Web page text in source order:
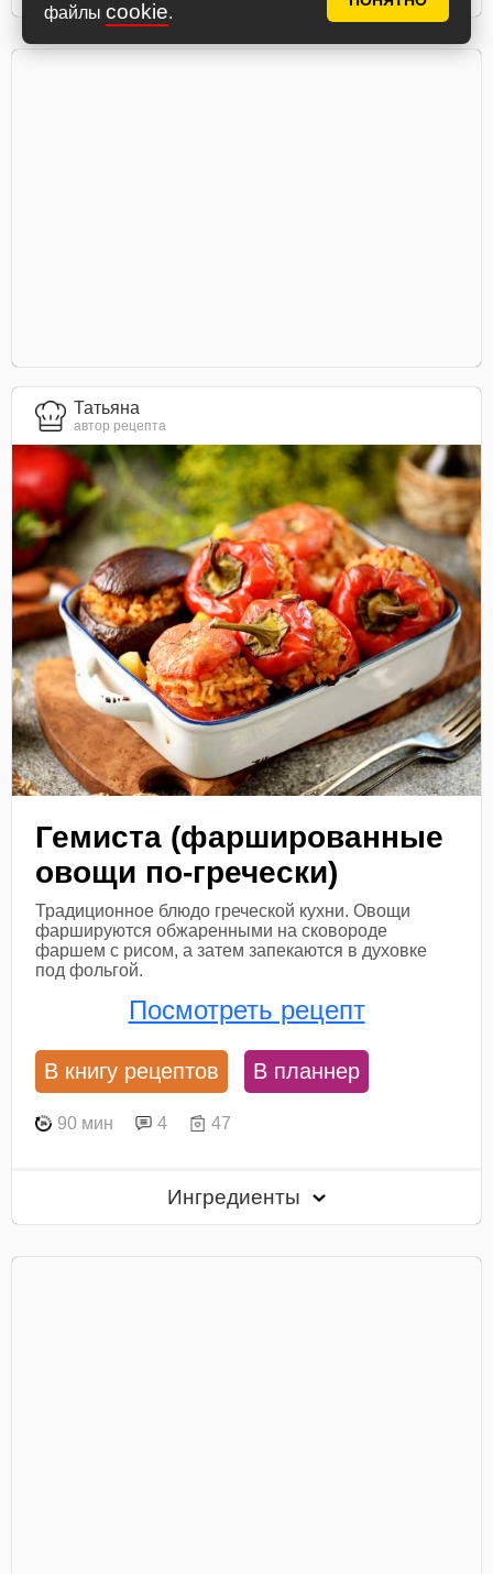
файлы cookie.
Татьяна
автор рецепта
Гемиста (фаршированные
овощи по-гречески)
Традиционное блюдо греческой кухни. Овощи
фаршируются обжаренными на сковороде
фаршем с рисом, а затем запекаются в духовке
под фольгой.
Посмотреть рецепт
В книгу рецептов В планнер
90 мин 4 47
Ингредиенты